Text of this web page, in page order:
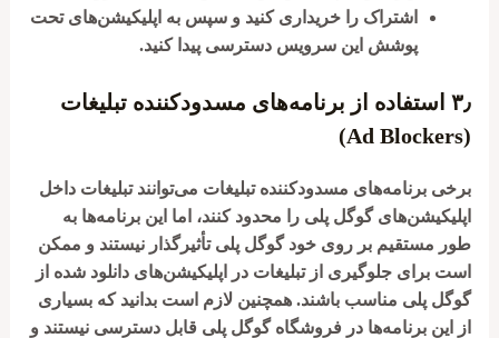
اشتراک را خریداری کنید و سپس به اپلیکیشن‌های تحت
پوشش این سرویس دسترسی پیدا کنید.
۳٫ استفاده از برنامه‌های مسدودکننده تبلیغات
(Ad Blockers)
برخی برنامه‌های مسدودکننده تبلیغات می‌توانند تبلیغات داخل
اپلیکیشن‌های گوگل پلی را محدود کنند، اما این برنامه‌ها به
طور مستقیم بر روی خود گوگل پلی تأثیرگذار نیستند و ممکن
است برای جلوگیری از تبلیغات در اپلیکیشن‌های دانلود شده از
گوگل پلی مناسب باشند. همچنین لازم است بدانید که بسیاری
از این برنامه‌ها در فروشگاه گوگل پلی قابل دسترسی نیستند و